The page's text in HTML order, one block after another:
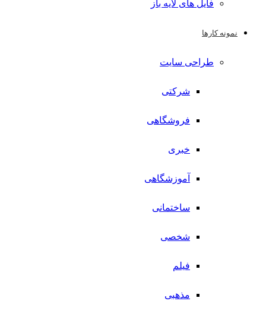
فایل های لایه باز
نمونه کارها
طراحی سایت
شرکتی
فروشگاهی
خبری
آموزشگاهی
ساختمانی
شخصی
فیلم
مذهبی